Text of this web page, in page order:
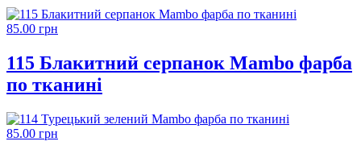
85.00 грн
115 Блакитний серпанок Mambo фарба
по тканині
85.00 грн